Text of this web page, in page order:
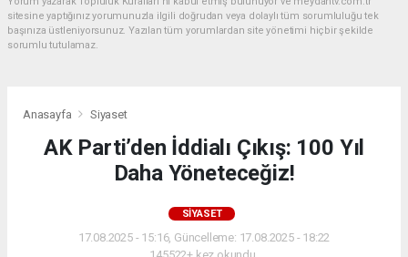
sitesine yaptığınız yorumunuzla ilgili doğrudan veya dolaylı tüm sorumluluğu tek
başınıza üstleniyorsunuz. Yazılan tüm yorumlardan site yönetimi hiçbir şekilde
sorumlu tutulamaz.
Anasayfa Siyaset
AK Parti’den İddialı Çıkış: 100 Yıl
Daha Yöneteceğiz!
SIYASET
17.08.2025 - 15:16, Güncelleme: 17.08.2025 - 18:22